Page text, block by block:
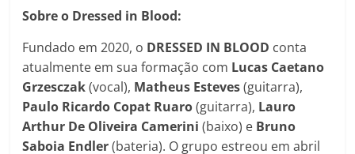
Sobre o Dressed in Blood:
Fundado em 2020, o DRESSED IN BLOOD conta
atualmente em sua formação com Lucas Caetano
Grzesczak(vocal), Matheus Esteves(guitarra),
Paulo Ricardo Copat Ruaro(guitarra), Lauro
Arthur De Oliveira Camerini (baixo) e Bruno
Saboia Endler(bateria). O grupo estreou em abril